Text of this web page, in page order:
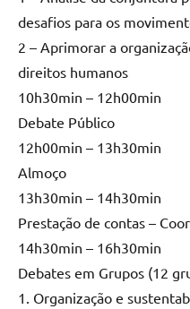
desafios para os
2 – Aprimorar a
direitos humanos
10h30min – 12h00min
Debate Público
12h00min – 13h30min
Almoço
13h30min – 14h30min
Prestação de contas –
14h30min – 16h30min
Debates em Grupos (12
1. Organização e